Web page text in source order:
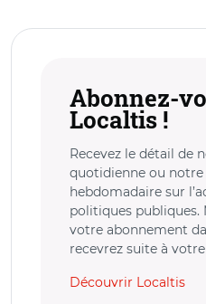
Abonnez-
Localtis !
Recevez le détail de
quotidienne ou notre
hebdomadaire sur
politiques publiques.
votre abonnement
recevrez suite à
Découvrir Localtis